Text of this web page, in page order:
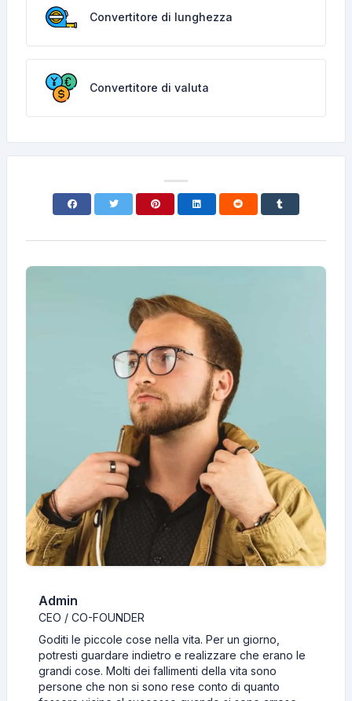
Convertitore di lunghezza
Convertitore di valuta
Admin
CEO / CO-FOUNDER
Goditi le piccole cose nella vita. Per un giorno,
potresti guardare indietro e realizzare che erano le
grandi cose. Molti dei fallimenti della vita sono
persone che non si sono rese conto di quanto